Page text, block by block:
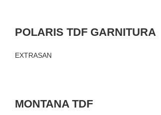
POLARIS TDF GARNITURA
EXTRASAN
MONTANA TDF